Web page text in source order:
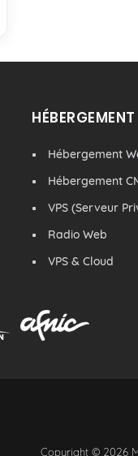
HÉBERGEMENT
Hébergement
Hébergement
VPS (Serveur
Radio Web
VPS & Cloud
Copyright © 2026